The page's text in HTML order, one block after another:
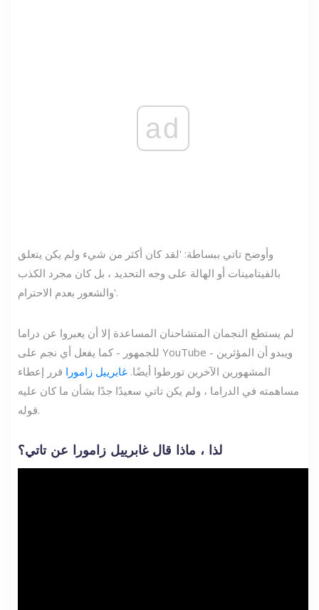
ad
وأوضح تاتي ببساطة: 'لقد كان أكثر من شيء ولم يكن يتعلق
بالفيتامينات أو الهالة على وجه التحديد ، بل كان مجرد الكذب
والشعور بعدم الاحترام'.
لم يستطع النجمان المتشاحنان المساعدة إلا أن يعبروا عن دراما
للجمهور - كما يفعل أي نجم على YouTube - ويبدو أن المؤثرين
المشهورين الآخرين تورطوا أيضًا. غابرييل زامورا قرر إعطاء
مساهمته في الدراما ، ولم يكن تاتي سعيدًا جدًا بشأن ما كان عليه
قوله.
لذا ، ماذا قال غابرييل زامورا عن تاتي؟